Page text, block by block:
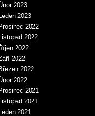
2023
2023
2022
2022
2022
2022
2022
2022
2021
2021
2021